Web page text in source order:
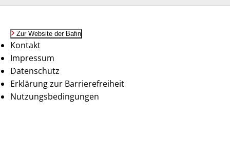
Zur Website der Bafin
Kontakt
Impressum
Datenschutz
Erklärung zur Barrierefreiheit
Nutzungsbedingungen